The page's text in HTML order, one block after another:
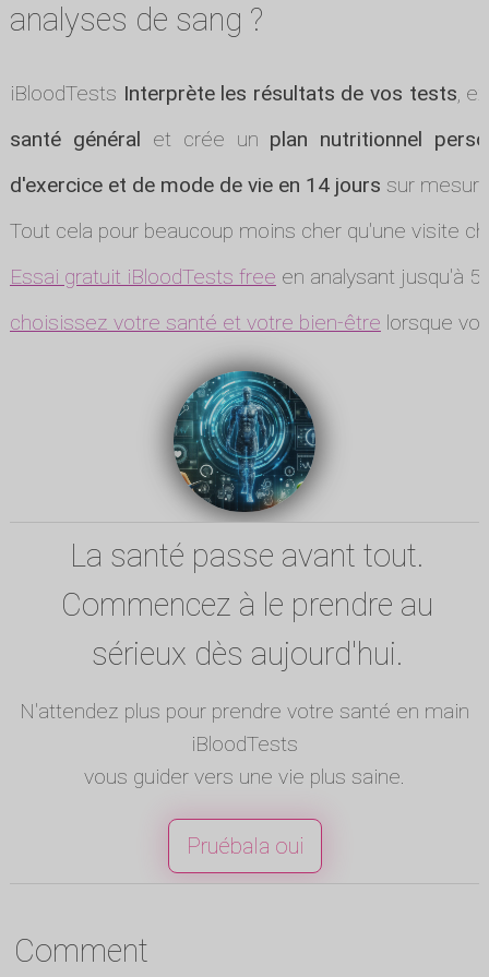
analyses de sang ?
iBloodTests Interprète les résultats de vos tests,
santé général et crée un plan nutritionnel
d'exercice et de mode de vie en 14 jours sur
Tout cela pour beaucoup moins cher qu'une visite
Essai gratuit iBloodTests free en analysant jusqu'à
choisissez votre santé et votre bien-être lorsque
La santé passe avant tout.
Commencez à le prendre au
sérieux dès aujourd'hui.
N'attendez plus pour prendre votre santé en main
iBloodTests
vous guider vers une vie plus saine.
Pruébala oui
Comment